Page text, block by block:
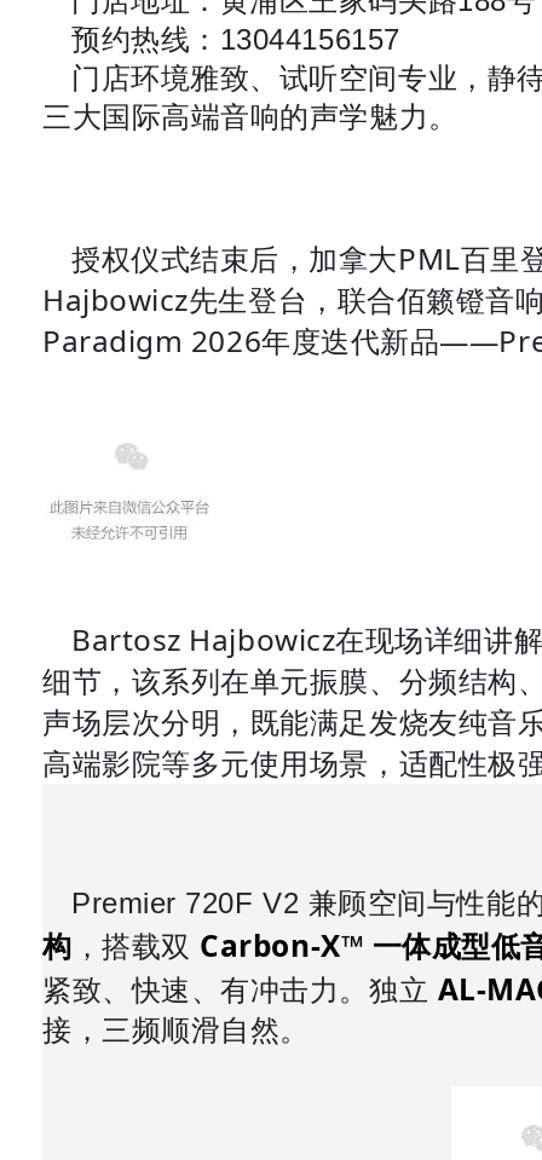
预约热线：13044156157
门店环境雅致、试听空间专业，静
三大国际高端音响的声学魅力。
授权仪式结束后，加拿大PML百里
Hajbowicz先生登台，联合佰籁镫音
Paradigm 2026年度迭代新品
Bartosz Hajbowicz在现场详细讲
细节，该系列在单元振膜、分频结构
声场层次分明，既能满足发烧友纯音
高端影院等多元使用场景，适配性极
Premier 720F V2 兼顾空间与性能
构 ，搭载双 Carbon‑X™ 一体成型低
紧致、快速、有冲击力。独立
接，三频顺滑自然。